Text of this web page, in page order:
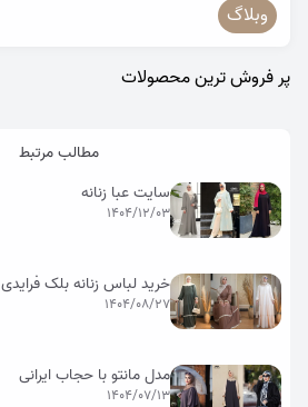
وبلاگ
پر فروش ترین محصولات
مطالب مرتبط
سایت عبا زنانه
1404/12/03
خرید لباس زنانه بلک فرایدی
1404/08/27
مدل مانتو با حجاب ایرانی
1404/07/13